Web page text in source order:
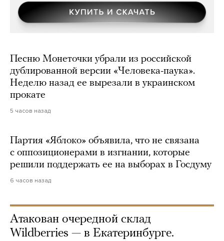
Песню Монеточки убрали из российской
дублированной версии «Человека-паука».
Неделю назад ее вырезали в украинском
прокате
5 часов назад
Партия «Яблоко» объявила, что не связана
с оппозиционерами в изгнании, которые
решили поддержать ее на выборах в Госдуму
6 часов назад
Атакован очередной склад
Wildberries — в Екатеринбурге.